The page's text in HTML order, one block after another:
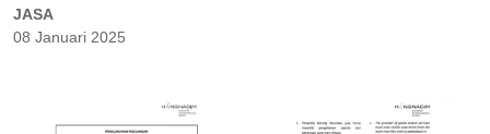
JASA
08 Januari 2025